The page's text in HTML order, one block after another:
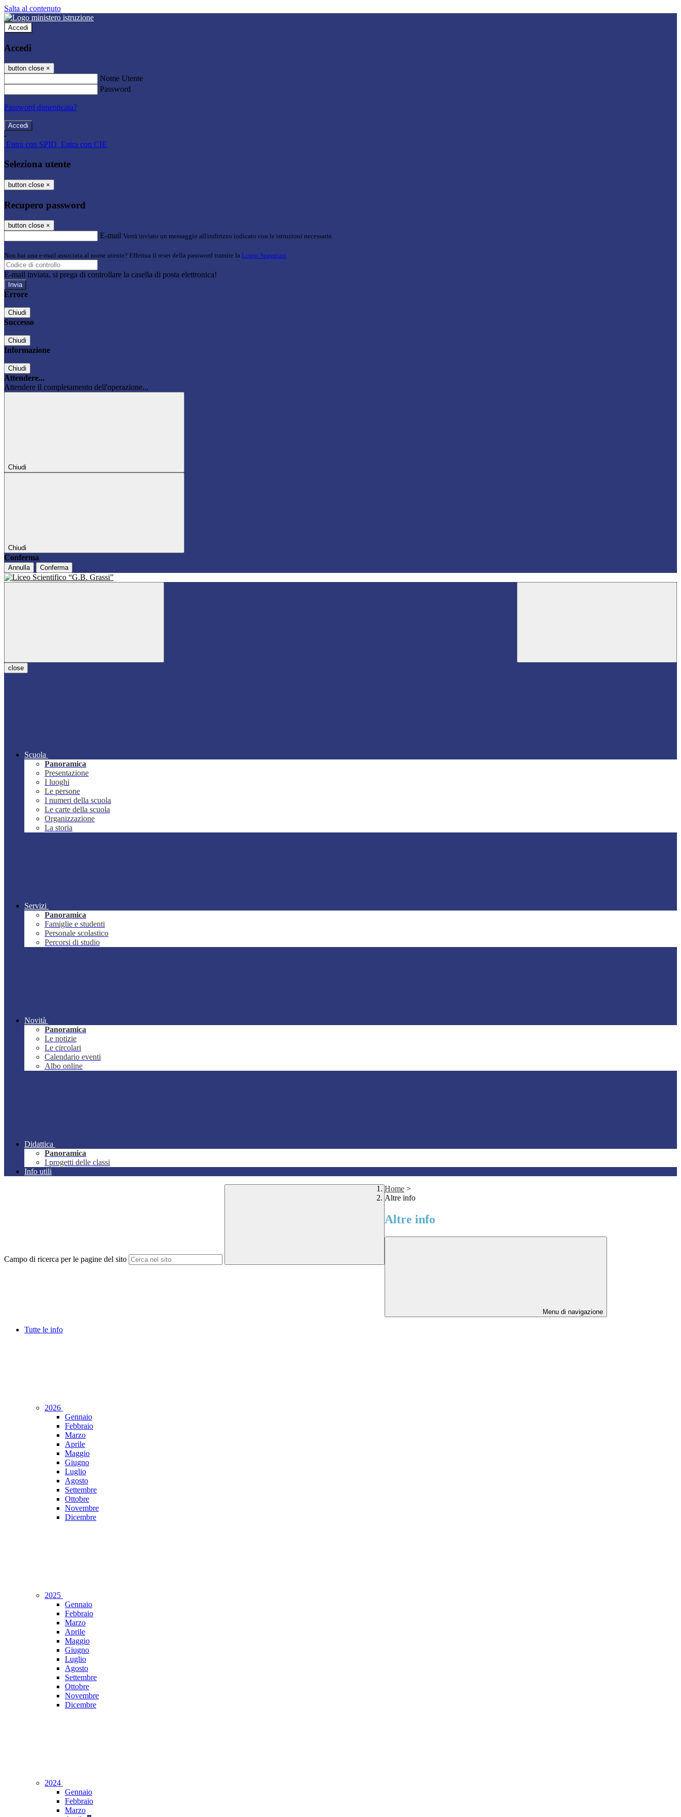
Salta al contenuto
Accedi
Accedi
button close ×
Nome Utente
Password
Password dimenticata?
-
Entra con SPID Entra con CIE
Seleziona utente
button close ×
Recupero password
button close ×
E-mail Verrà inviato un messaggio all'indirizzo indicato con le istruzioni necessarie.
Non hai una e-mail associata al nome utente? Effettua il reset della password tramite la Login Spaggiari
E-mail inviata, si prega di controllare la casella di posta elettronica!
Errore
Chiudi
Successo
Chiudi
Informazione
Chiudi
Attendere...
Attendere il completamento dell'operazione...
Chiudi
Chiudi
Conferma
Annulla Conferma
close
Scuola
Panoramica
Presentazione
I luoghi
Le persone
I numeri della scuola
Le carte della scuola
Organizzazione
La storia
Servizi
Panoramica
Famiglie e studenti
Personale scolastico
Percorsi di studio
Novità
Panoramica
Le notizie
Le circolari
Calendario eventi
Albo online
Didattica
Panoramica
I progetti delle classi
Info utili
Campo di ricerca per le pagine del sito
Home >
Altre info
Altre info
Menu di navigazione
Tutte le info
2026
Gennaio
Febbraio
Marzo
Aprile
Maggio
Giugno
Luglio
Agosto
Settembre
Ottobre
Novembre
Dicembre
2025
Gennaio
Febbraio
Marzo
Aprile
Maggio
Giugno
Luglio
Agosto
Settembre
Ottobre
Novembre
Dicembre
2024
Gennaio
Febbraio
Marzo